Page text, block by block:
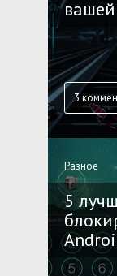
3
Разное
5